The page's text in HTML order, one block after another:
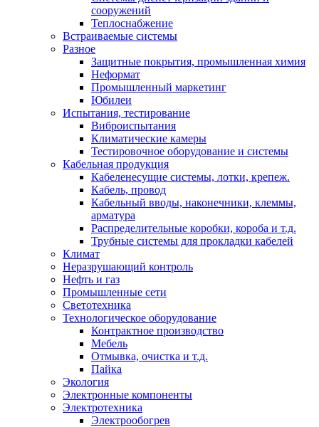
сооружений
Теплоснабжение
Встраиваемые системы
Разное
Защитные покрытия, промышленная химия
Неформат
Промышленный маркетинг
Юбилеи
Испытания, тестирование
Виброиспытания
Климатические камеры
Тестировочное оборудование и системы
Кабельная продукция
Кабеленесущие системы, лотки, крепеж.
Кабель, провод
Кабельный вводы, наконечники, клеммы,
арматура
Распределительные коробки, короба и т.д.
Трубные системы для прокладки кабелей
Климат
Неразрушающий контроль
Нефть и газ
Промышленные сети
Светотехника
Технологическое оборудование
Контрактное производство
Мебель
Отмывка, очистка и т.д.
Пайка
Экология
Электронные компоненты
Электротехника
Электрообогрев